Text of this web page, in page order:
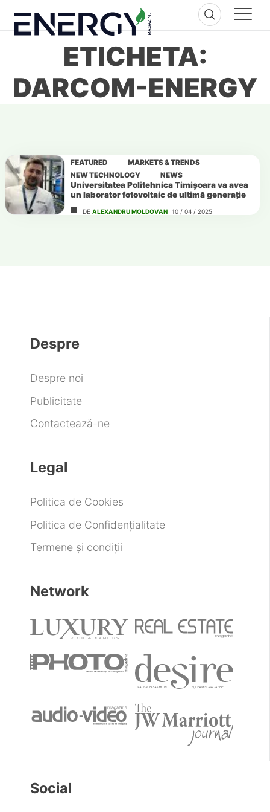
content
ETICHETA:
DARCOM-ENERGY
FEATURED
MARKETS & TRENDS
NEW TECHNOLOGY
NEWS
Universitatea Politehnica Timișoara va avea
un laborator fotovoltaic de ultimă generație
DE ALEXANDRU MOLDOVAN 10 / 04 / 2025
Despre
Despre noi
Publicitate
Contactează-ne
Legal
Politica de Cookies
Politica de Confidențialitate
Termene și condiții
Network
Social